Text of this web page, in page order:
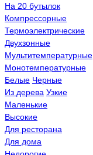
На 20 бутылок
Компрессорные
Термоэлектрические
Двухзонные
Мультитемпературные
Монотемпературные
Белые Черные
Из дерева Узкие
Маленькие
Высокие
Для ресторана
Для дома